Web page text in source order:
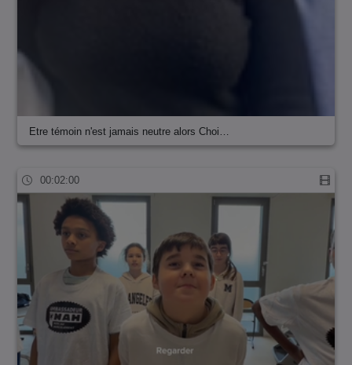
Etre témoin n'est jamais neutre alors Choi…
00:02:00